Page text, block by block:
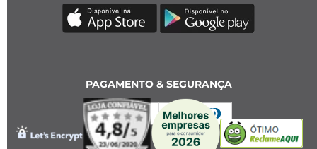
PAGAMENTO & SEGURANÇA